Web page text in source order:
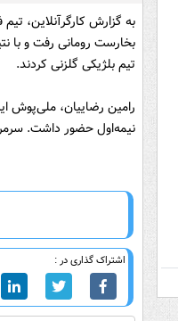
به گزارش کارگرآنلاین،
تیم بلژیکی گلزنی کردند.
رامین رضاییان، ملی‌پوش
نیمه‌اول حضور داشت.
اشتراک گذاری در :